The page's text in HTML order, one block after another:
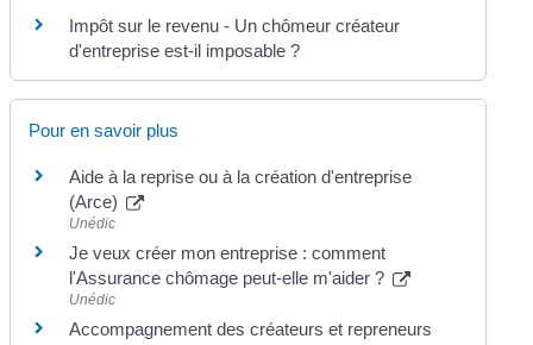
Impôt sur le revenu - Un chômeur créateur
d'entreprise est-il imposable ?
Pour en savoir plus
Aide à la reprise ou à la création d'entreprise
(Arce)
Unédic
Je veux créer mon entreprise : comment
l'Assurance chômage peut-elle m'aider ?
Unédic
Accompagnement des créateurs et repreneurs